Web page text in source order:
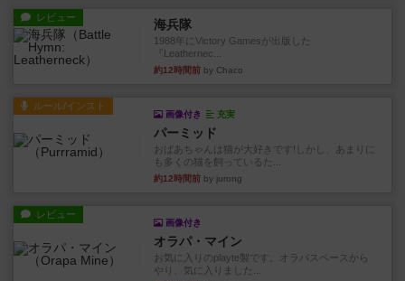
レビュー 海兵隊
1988年にVictory Gamesが出版した
『Leathernec...
約12時間前 by Chaco
ルール/インスト
画像付き 充実
パーミッド
おばあちゃんは猫が大好きです!しかし、あまりに
も多くの猫を飼っているた...
約12時間前 by jurong
レビュー
画像付き
オラパ・マイン
お気に入りのplayte製です。オラパスペースから
やり、気に入りました...